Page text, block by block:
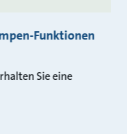
Funktionen
Sie eine